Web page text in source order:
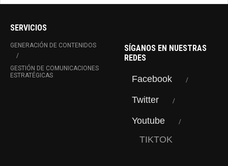
SERVICIOS
GENERACIÓN DE CONTENIDOS
GESTIÓN DE COMUNICACIONES
ESTRATÉGICAS
SÍGANOS EN NUESTRAS
REDES
Facebook
Twitter
Youtube
TIKTOK